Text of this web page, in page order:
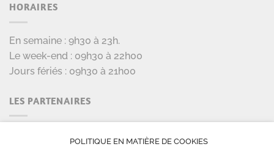
HORAIRES
En semaine : 9h30 à 23h.
Le week-end : 09h30 à 22h00
Jours fériés : 09h30 à 21h00
LES PARTENAIRES
POLITIQUE EN MATIÈRE DE COOKIES